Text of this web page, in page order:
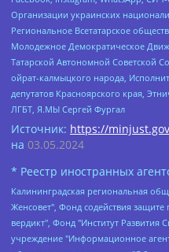
Организации украинских
Региональное Всетатарское
Молодежное Демократическое
Татарской Автономной Советской
ойрат-калмыцкого народа,
депутатов Красноярского края,
ЛГБТ, Я.МЫ Сергей Фургал
Источник: https://
на 03.05.2024
* Реестр иностранных
Калининградская региональная общественная организация "Экозащита!-Женсовет", Фонд содействия защите прав и свобод граждан "Общественный вердикт", Фонд "Институт Развития Свободы Информации", Частное учреждение "Информационное агентство МЕМО. РУ", Региональная общественная организация "Общественная комиссия по сохранению наследия академика Сахарова", Фонд поддержки свободы прессы, Санкт-Петербургская общественная правозащитная организация "Гражданский контроль", Межрегиональная общественная организация "Информационно-просветительский центр "Мемориал", Региональный Фонд "Центр Защиты Прав Средств Массовой Информации", с 05.12.2023 Фонд "Центр Защиты Прав Средств массовой информации", Региональная общественная благотворительная организация помощи беженцам и мигрантам "Гражданское содействие", Негосударственное образовательное учреждение дополнительного профессионального образования (повышение квалификации) специалистов "АКАДЕМИЯ ПО ПРАВАМ ЧЕЛОВЕКА", Свердловская региональная общественная организация "Сутяжник", Автономная некоммерческая организация "Центр независимых социологических исследований", Союз общественных объединений "Российский исследовательский центр по правам человека", Региональное общественное учреждение научно-информационный центр "МЕМОРИАЛ", Некоммерческая организация "Фонд защиты гласности", Автономная некоммерческая организация "Институт прав человека", Городская общественная организация "Екатеринбургское общество "МЕМОРИАЛ", Городская общественная организация "Рязанское историко-просветительское и правозащитное общество "Мемориал" (Рязанский Мемориал), Челябинский региональный орган общественной самодеятельности – женское общественное объединение "Женщины Евразии", Челябинский региональный орган общественной самодеятельности "Уральская правозащитная группа", Фонд содействия защите здоровья и социальной справедливости имени Андрея Рылькова, Автономная Некоммерческая Организация "Аналитический Центр Юрия Левады", Автономная некоммерческая организация социальной поддержки населения "Проект Апрель", Региональная общественная организация помощи женщинам и детям, находящимся в кризисной ситуации "Информационно-методический центр "Анна", Фонд содействия развитию массовых коммуникаций и правовому просвещению "Так-так-Так", Фонд содействия устойчивому развитию "Серебряная тайга", Свердловский региональный общественный фонд социальных проектов "Новое время", "Idel.Реалии", Кавказ.Реалии, Крым.Реалии, Телеканал Настоящее Время, Татаро-башкирская служба Радио Свобода (Azatliq Radiosi), Радио Свободная Европа/Радио Свобода (PCE/PC), "Сибирь.Реалии", "Фактограф", Благотворительный фонд помощи осужденным и их семьям, Автономная некоммерческая организация "Институт глобализации и социальных движений", Фонд "В защиту прав заключенных", Частное учреждение "Центр поддержки и содействия развитию средств массовой информации", Пензенский региональный общественный благотворительный фонд "Гражданский союз", "Север.Реалии", Некоммерческая организация Фонд "Правовая инициатива", Общество с ограниченной ответственностью "Радио Свободная Европа/Радио Свобода", Чешское информационное агентство "MEDIUM-ORIENT", Красноярская региональная общественная организация "Мы против СПИДа", Камалягин Денис Николаевич, Маркелов Сергей Евгеньевич, Пономарев Лев Александрович, Савицкая Людмила Алексеевна, Автономная некоммерческая организация "Центр по работе с проблемой насилия "НАСИЛИЮ.НЕТ", Межрегиональный профессиональный союз работников здравоохранения "Альянс врачей", Юридическое лицо, зарегистрированное в Латвийской Республике, SIA "Medusa Project" (регистрационный номер 40103797863, дата регистрации 10.06.2014), Некоммерческая организация "Фонд по борьбе с коррупцией", Автономная некоммерческая организация "Институт права и публичной политики", Баданин Роман Сергеевич, Гликин Максим Александрович, Железнова Мария Михайловна, Лукьянова Юлия Сергеевна, Маетная Елизавета Витальевна, Маняхин Петр Борисович, Чуракова Ольга Владимировна, Ярош Юлия Петровна, Юридическое лицо "The Insider SIA", зарегистрированное в Риге, Латвийская Республика (дата регистрации 26.06.2015), являющееся администратором доменного имени интернет-издания "The Insider SIA", https://theins.ru, Постернак Алексей Евгеньевич, Рубин Михаил Аркадьевич, Анин Роман Александрович, Юридическое лицо Istories fonds, зарегистрированное в Латвийской Республике (регистрационный номер 50008295751, дата регистрации 24.02.2020), Великовский Дмитрий Александрович, Долинина Ирина Николаевна, Мароховская Алеся Алексеевна, Шлейнов Роман Юрьевич, Шмагун Олеся Валентиновна, Общество с ограниченной ответственностью "Альтаир 2021", Общество с ограниченной ответственностью "Вега 2021", Общество с ограниченной ответственностью "Главный редактор 2021", Общество с ограниченной ответственностью "Ромашки монолит", Важенков Артем